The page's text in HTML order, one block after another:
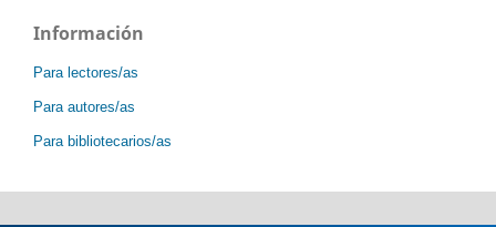
Información
Para lectores/as
Para autores/as
Para bibliotecarios/as